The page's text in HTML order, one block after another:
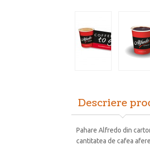
Descriere
Pahare Alfredo din
cantitatea de cafea